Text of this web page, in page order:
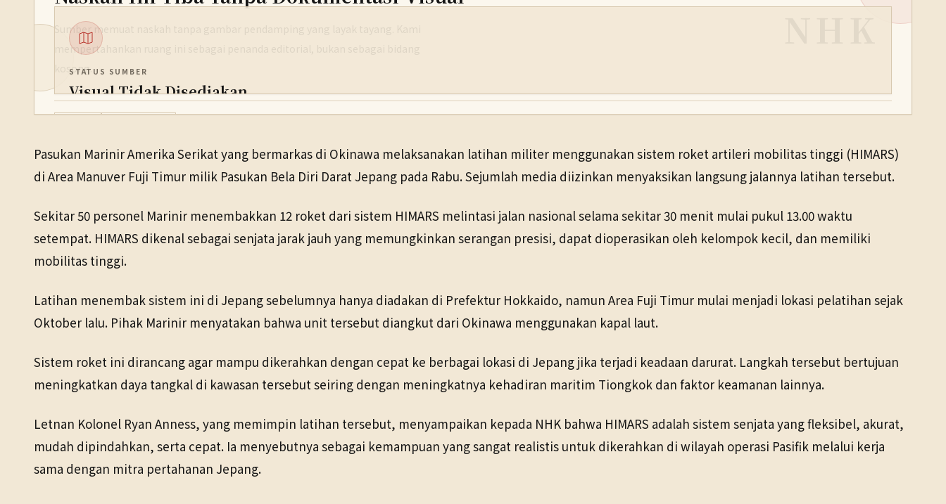
Sumber memuat naskah tanpa gambar pendamping yang layak tayang. Kami
mempertahankan ruang ini sebagai penanda editorial, bukan sebagai bidang
kosong.
STATUS SUMBER
Visual Tidak Disediakan
20 Mei 2026
Pasukan Marinir Amerika Serikat yang bermarkas di Okinawa melaksanakan latihan militer menggunakan sistem roket artileri mobilitas tinggi (HIMARS)
di Area Manuver Fuji Timur milik Pasukan Bela Diri Darat Jepang pada Rabu. Sejumlah media diizinkan menyaksikan langsung jalannya latihan tersebut.
Sekitar 50 personel Marinir menembakkan 12 roket dari sistem HIMARS melintasi jalan nasional selama sekitar 30 menit mulai pukul 13.00 waktu
setempat. HIMARS dikenal sebagai senjata jarak jauh yang memungkinkan serangan presisi, dapat dioperasikan oleh kelompok kecil, dan memiliki
mobilitas tinggi.
Latihan menembak sistem ini di Jepang sebelumnya hanya diadakan di Prefektur Hokkaido, namun Area Fuji Timur mulai menjadi lokasi pelatihan sejak
Oktober lalu. Pihak Marinir menyatakan bahwa unit tersebut diangkut dari Okinawa menggunakan kapal laut.
Sistem roket ini dirancang agar mampu dikerahkan dengan cepat ke berbagai lokasi di Jepang jika terjadi keadaan darurat. Langkah tersebut bertujuan
meningkatkan daya tangkal di kawasan tersebut seiring dengan meningkatnya kehadiran maritim Tiongkok dan faktor keamanan lainnya.
Letnan Kolonel Ryan Anness, yang memimpin latihan tersebut, menyampaikan kepada NHK bahwa HIMARS adalah sistem senjata yang fleksibel, akurat,
mudah dipindahkan, serta cepat. Ia menyebutnya sebagai kemampuan yang sangat realistis untuk dikerahkan di wilayah operasi Pasifik melalui kerja
sama dengan mitra pertahanan Jepang.